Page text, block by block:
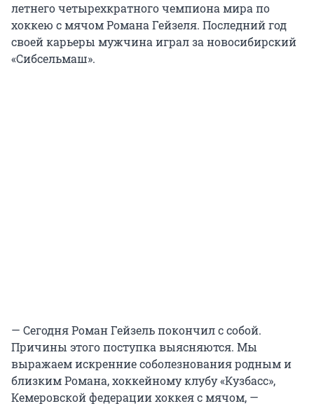
летнего четырехкратного чемпиона мира по
хоккею с мячом Романа Гейзеля. Последний год
своей карьеры мужчина играл за новосибирский
«Сибсельмаш».
— Сегодня Роман Гейзель покончил с собой.
Причины этого поступка выясняются. Мы
выражаем искренние соболезнования родным и
близким Романа, хоккейному клубу «Кузбасс»,
Кемеровской федерации хоккея с мячом, —